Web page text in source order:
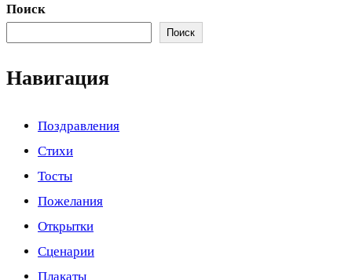
Поиск
Поиск
Навигация
Поздравления
Стихи
Тосты
Пожелания
Открытки
Сценарии
Плакаты